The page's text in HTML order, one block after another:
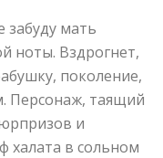
забуду мать
ноты. Вздрогнет,
поколение,
Персонаж, таящий
и
халата в сольном